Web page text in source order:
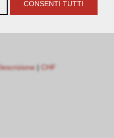
Descrizione | CHF
CONSENTI TUTTI